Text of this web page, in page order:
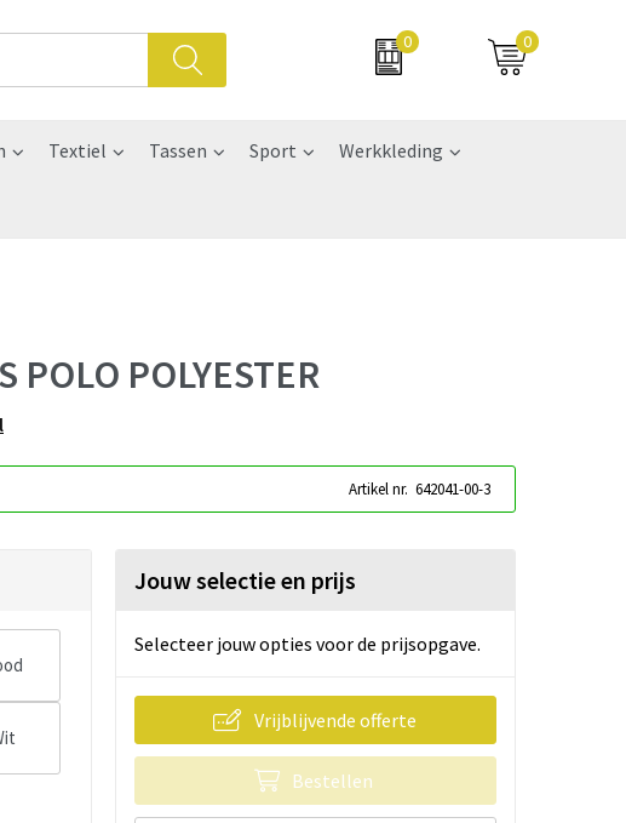
0 0
Textiel Tassen Sport Werkkleding
POLO POLYESTER
Artikel nr. 642041-00-3
Jouw selectie en prijs
Selecteer jouw opties voor de prijsopgave.
Vrijblijvende offerte
Bestellen